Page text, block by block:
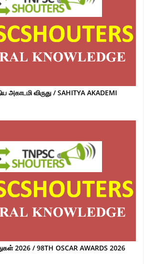
விருது / SAHITYA AKADEMI
2026 / 98TH OSCAR AWARDS 2026